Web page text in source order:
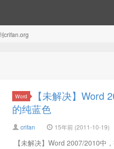
crifan.org
Word
【未解决】Word
的纯蓝色
crifan 15年前 (2011-10-19)
【未解决】Word 2007/2010中